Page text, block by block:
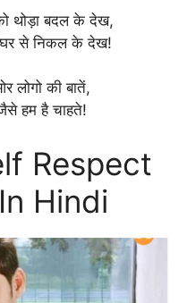
थोड़ा बदल के देख,
घर से निकल के देख!
लोगो की बातें,
हम है चाहते!
Respect
Hindi